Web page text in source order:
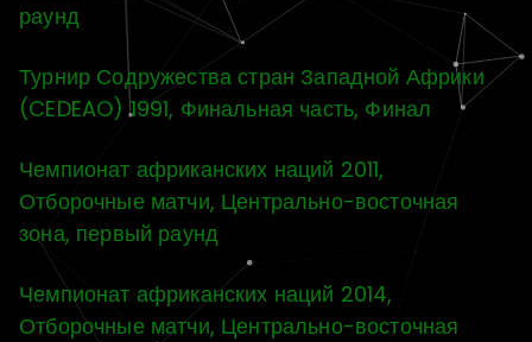
раунд
Турнир Содружества стран Западной Африки
(CEDEAO) 1991, Финальная часть, Финал
Чемпионат африканских наций 2011,
Отборочные матчи, Центрально-восточная
зона, первый раунд
Чемпионат африканских наций 2014,
Отборочные матчи, Центрально-восточная